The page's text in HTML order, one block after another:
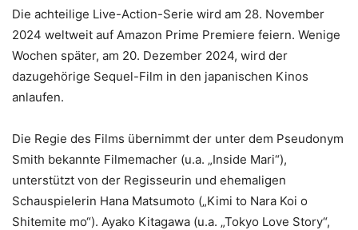
Die achteilige Live-Action-Serie wird am 28. November
2024 weltweit auf Amazon Prime Premiere feiern. Wenige
Wochen später, am 20. Dezember 2024, wird der
dazugehörige Sequel-Film in den japanischen Kinos
anlaufen.
Die Regie des Films übernimmt der unter dem Pseudonym
Smith bekannte Filmemacher (u.a. „Inside Mari“),
unterstützt von der Regisseurin und ehemaligen
Schauspielerin Hana Matsumoto („Kimi to Nara Koi o
Shitemite mo“). Ayako Kitagawa (u.a. „Tokyo Love Story“,